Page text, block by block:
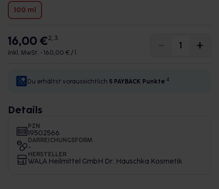
100 ml
16,00 €2, 3
inkl. MwSt. • 160,00 € / l
Du erhältst voraussichtlich 5 PAYBACK Punkte 4
Details
PZN
19502566
DARREICHUNGSFORM
-
HERSTELLER
WALA Heilmittel GmbH Dr. Hauschka Kosmetik